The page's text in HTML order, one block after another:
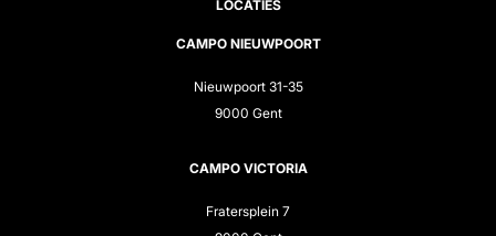
LOCATIES
CAMPO NIEUWPOORT
Nieuwpoort 31-35
9000 Gent
CAMPO VICTORIA
Fratersplein 7